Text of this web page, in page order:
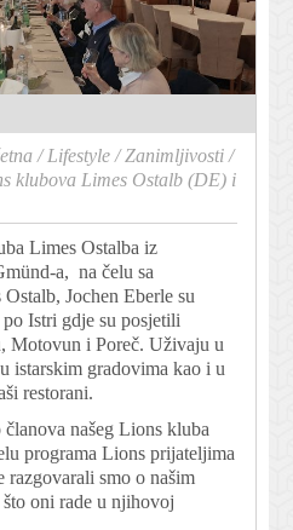
/Lifestyle /Zanimljivosti /
klubova Limes Ostalb (DE) i
Limes Ostalba iz
a, na čelu sa
Jochen Eberle su
Istri gdje su posjetili
Motovun i Poreč. Uživaju u
istarskim gradovima kao i u
restorani.
našeg Lions kluba
programa Lions prijateljima
razgovarali smo o našim
oni rade u njihovoj